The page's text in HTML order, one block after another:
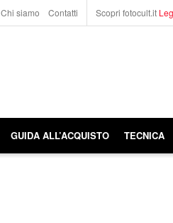
Chi siamo Contatti Scopri fotocult.it
GUIDA ALL’ACQUISTO TECNICA